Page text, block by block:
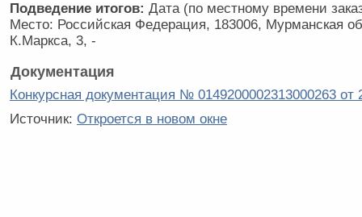
Подведение итогов: Дата (по местному времени
Место: Российская Федерация, 183006, Мурманская
К.Маркса, 3, -
Документация
Конкурсная документация № 0149200002313000263 от
Источник: Откроется в новом окне